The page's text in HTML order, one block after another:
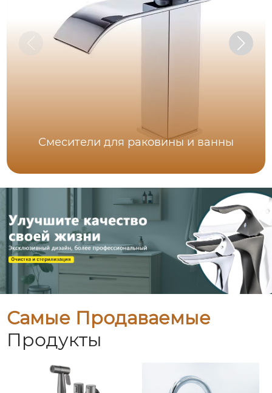
Смесители для раковины и ванны
Самые Продаваемые
Продукты